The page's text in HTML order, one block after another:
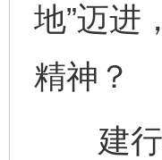
地”迈进
精神？
建行